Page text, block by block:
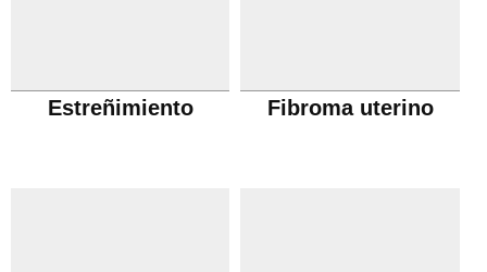
Estreñimiento Fibroma uterino